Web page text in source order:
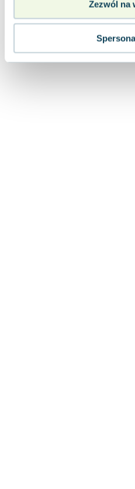
Zezwól na
Ajahn Brahm
Jacek Walkiewicz